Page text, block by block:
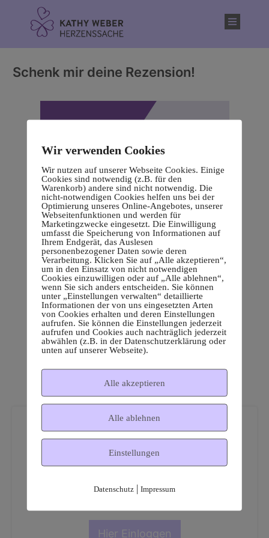
Schenk mir deine Rezension!
Dies ist ein geschützter
Mitgliederbereich!
Hier Einloggen
Wir verwenden Cookies
Wir nutzen auf unserer Webseite Cookies. Einige
Cookies sind notwendig (z.B. für den
Warenkorb) andere sind nicht notwendig. Die
nicht-notwendigen Cookies helfen uns bei der
Optimierung unseres Online-Angebotes, unserer
Webseitenfunktionen und werden für
Marketingzwecke eingesetzt. Die Einwilligung
umfasst die Speicherung von Informationen auf
Ihrem Endgerät, das Auslesen
personenbezogener Daten sowie deren
Verarbeitung. Klicken Sie auf „Alle akzeptieren“,
um in den Einsatz von nicht notwendigen
Cookies einzuwilligen oder auf „Alle ablehnen“,
wenn Sie sich anders entscheiden. Sie können
unter „Einstellungen verwalten“ detaillierte
Informationen der von uns eingesetzten Arten
von Cookies erhalten und deren Einstellungen
aufrufen. Sie können die Einstellungen jederzeit
aufrufen und Cookies auch nachträglich jederzeit
abwählen (z.B. in der Datenschutzerklärung oder
unten auf unserer Webseite).
Alle akzeptieren
Alle ablehnen
Einstellungen
Datenschutz| Impressum